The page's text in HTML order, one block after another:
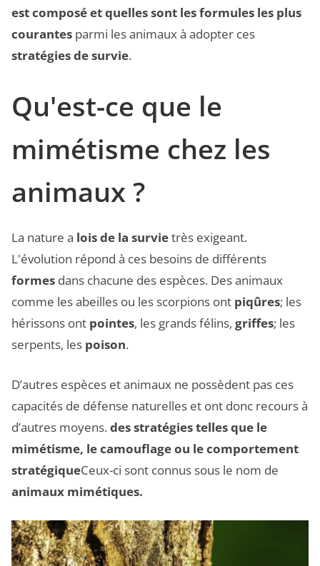
est composé et quelles sont les formules les plus
courantes parmi les animaux à adopter ces
stratégies de survie.
Qu'est-ce que le
mimétisme chez les
animaux ?
La nature a lois de la survietrès exigeant.
L'évolution répond à ces besoins de différents
formes dans chacune des espèces. Des animaux
comme les abeilles ou les scorpions ont piqûres; les
hérissons ont pointes, les grands félins, griffes; les
serpents, les poison.
D’autres espèces et animaux ne possèdent pas ces
capacités de défense naturelles et ont donc recours à
d’autres moyens.des stratégies telles que le
mimétisme, le camouflage ou le comportement
stratégiqueCeux-ci sont connus sous le nom de
animaux mimétiques.